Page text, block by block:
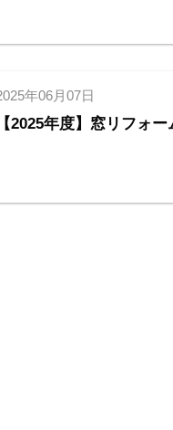
年06月07日
【2025年度】窓リフォ